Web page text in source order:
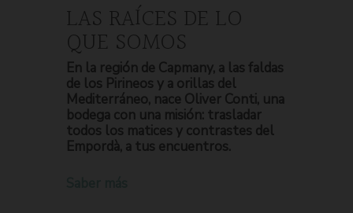
LAS RAÍCES DE LO
QUE SOMOS
En la región de Capmany, a las faldas
de los Pirineos y a orillas del
Mediterráneo, nace Oliver Conti, una
bodega con una misión: trasladar
todos los matices y contrastes del
Empordà, a tus encuentros.